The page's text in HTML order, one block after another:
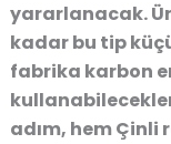
yararlanacak.
kadar bu tip
fabrika karbon
adım, hem Çinli